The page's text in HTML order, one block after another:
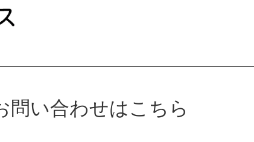
問い合わせはこちら